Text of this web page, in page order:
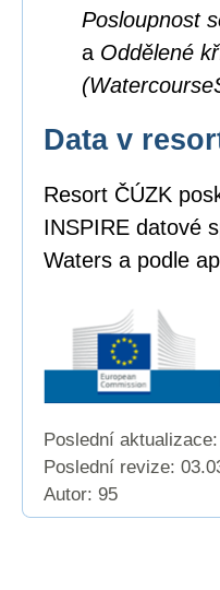
Posloupnost
a Oddělené
Data v
Resort ČÚZK
INSPIRE datové
Waters a podle
Poslední
Poslední revize:
Autor: 95